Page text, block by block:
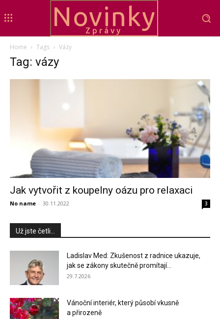
Novinky
Zprávy
Home Tags Vázy
Tag: vázy
Jak vytvořit z koupelny oázu pro relaxaci
No name - 30.11.2022 3
Už jste četli...
Ladislav Med: Zkušenost z radnice ukazuje,
jak se zákony skutečně promítají...
29.7.2026
Vánoční interiér, který působí vkusně
a přirozeně